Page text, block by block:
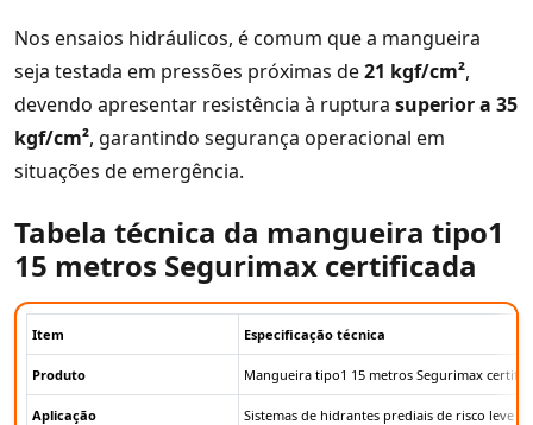
Nos ensaios hidráulicos, é comum que a mangueira
seja testada em pressões próximas de21 kgf/cm²,
devendo apresentar resistência à ruptura superior a 35
kgf/cm², garantindo segurança operacional em
situações de emergência.
Tabela técnica da mangueira tipo1
15 metros Segurimax certificada
Item Especificação técnica
Produto Mangueira tipo1 15 metros Segurimax
Aplicação Sistemas de hidrantes prediais de risco leve